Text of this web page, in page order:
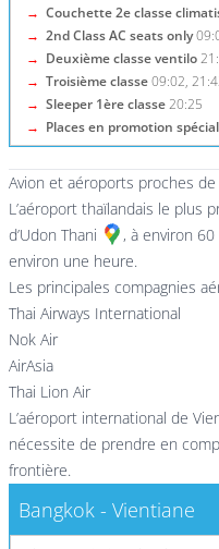
→ Couchette 2e classe
→ 2nd Class AC seats only
→ Deuxième classe ventilo
→ Troisième classe09:02,
→ Sleeper 1ère classe20:25
→ Places en promotion
Avion et aéroports proches de
L’aéroport thaïlandais le plus
d’Udon Thani
, à environ
environ une heure.
Les principales compagnies
Thai Airways International
Nok Air
AirAsia
Thai Lion Air
L’aéroport international de
nécessite de prendre en
frontière.
Bangkok - Vientiane